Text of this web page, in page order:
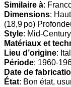
Similaire à:
Dimensions:
(18,9 po)
Style: Mid-
Matériaux et
Lieu d’origine:
Période: 1960-
Date de
État: Bon état,